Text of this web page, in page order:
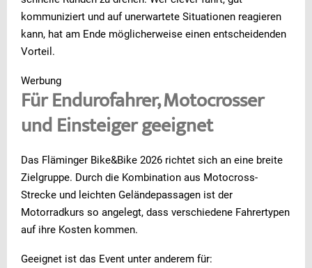
kommuniziert und auf unerwartete Situationen reagieren
kann, hat am Ende möglicherweise einen entscheidenden
Vorteil.
Werbung
Für Endurofahrer, Motocrosser
und Einsteiger geeignet
Das Fläminger Bike&Bike 2026 richtet sich an eine breite
Zielgruppe. Durch die Kombination aus Motocross-
Strecke und leichten Geländepassagen ist der
Motorradkurs so angelegt, dass verschiedene Fahrertypen
auf ihre Kosten kommen.
Geeignet ist das Event unter anderem für: